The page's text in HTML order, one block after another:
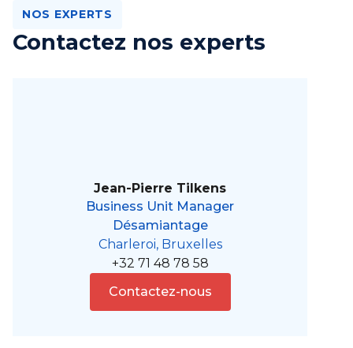
NOS EXPERTS
Contactez nos experts
Jean-Pierre Tilkens
Business Unit Manager
Désamiantage
Charleroi, Bruxelles
+32 71 48 78 58
Contactez-nous